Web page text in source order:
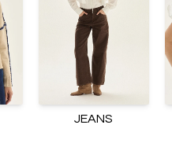
JEANS